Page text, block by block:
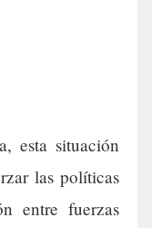
esta situación
las políticas
entre fuerzas